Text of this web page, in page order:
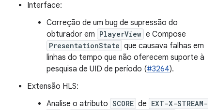
Interface:
Correção de um bug de supressão do
obturador em PlayerView e Compose
PresentationState que causava falhas em
linhas do tempo que não oferecem suporte à
pesquisa de UID de período (#3264).
Extensão HLS:
Analise o atributo SCORE de EXT-X-STREAM-